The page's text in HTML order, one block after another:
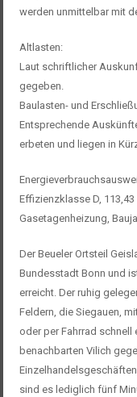
werden unmittelbar mit
Altlasten:
Laut schriftlicher
gegeben.
Baulasten- und
Entsprechende
erbeten und liegen in
Effizienzklasse D,
Gasetagenheizung,
Der Beueler Ortsteil
Bundesstadt Bonn und
erreicht. Der ruhig
Feldern, die Siegauen,
oder per Fahrrad
benachbarten Vilich
sind es lediglich fünf